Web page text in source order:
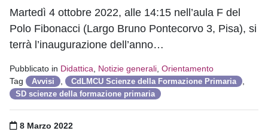
Martedì 4 ottobre 2022, alle 14:15 nell’aula F del
Polo Fibonacci (Largo Bruno Pontecorvo 3, Pisa), si
terrà l’inaugurazione dell’anno…
Pubblicato in Didattica Notizie generali Orientamento
Tag
Avvisi CdLMCU Scienze della Formazione Primaria
SD scienze della formazione primaria
Pubblicato il
8 Marzo 2022